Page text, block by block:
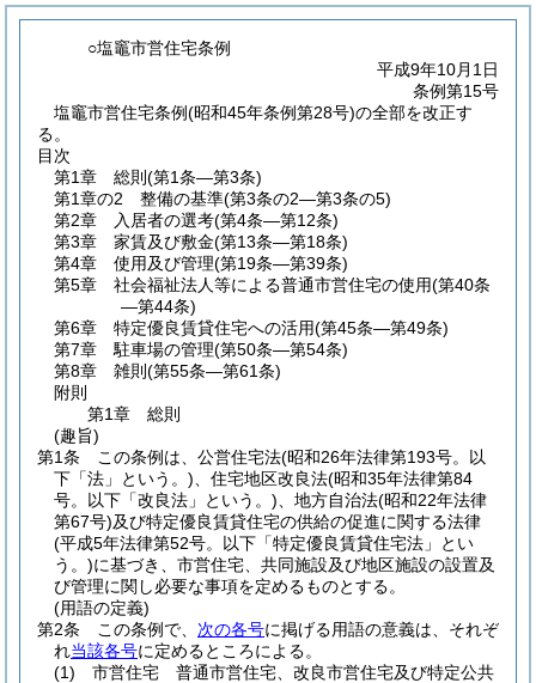
○塩竈市営住宅条例
平成9年10月1日
条例第15号
塩竈市営住宅条例(昭和45年条例第28号)の全部を改正す
る。
目次
第1章
総則 (第1条―第3条)
第1章の2
整備の基準(第3条の2―第3条の5)
第2章
入居者の選考(第4条―第12条)
第3章
家賃及び敷金(第13条―第18条)
第4章
使用及び管理(第19条―第39条)
第5章
社会福祉法人等による普通市営住宅の使用(第40条
―第44条)
第6章
特定優良賃貸住宅への活用(第45条―第49条)
第7章
駐車場の管理(第50条―第54条)
第8章
雑則 (第55条―第61条)
附則
第1章
総則
(趣旨)
第1条
この条例は、公営住宅法(昭和26年法律第193号。以
下「法」という。) 、住宅地区改良法(昭和35年法律第84
号。以下「改良法」という。) 、地方自治法(昭和22年法律
第67号)及び特定優良賃貸住宅の供給の促進に関する法律
(平成5年法律第52号。以下「特定優良賃貸住宅法」とい
う。)に基づき、市営住宅、共同施設及び地区施設の設置及
び管理に関し必要な事項を定めるものとする。
(用語の定義)
第2条
この条例で、 次の各号に掲げる用語の意義は、それぞ
れ当該各号に定めるところによる。
(1)
市営住宅 普通市営住宅、改良市営住宅及び特定公共